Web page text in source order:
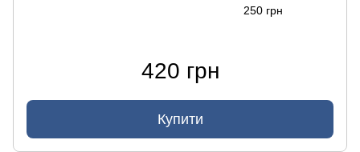
250 грн
420 грн
Купити